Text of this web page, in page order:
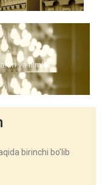
va filmlar
birinchi bo’lib